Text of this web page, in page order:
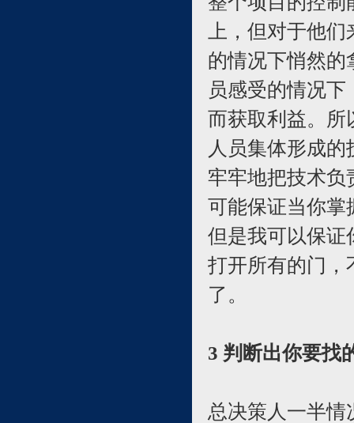
上，但对于他
的情况下悄然的
员感受的情况
而获取利益。所
人员集体形成
牢牢地把技术负
可能保证当你掌
但是我可以保证
打开所有的门，
了。
3 判断出你要找
总决策人一半情